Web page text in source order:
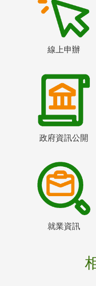
線上申辦
政府資訊公開
就業資訊